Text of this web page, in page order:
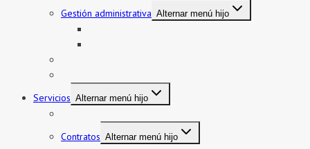
Gestión administrativa Alternar menú hijo
Servicios Alternar menú hijo
Contratos Alternar menú hijo